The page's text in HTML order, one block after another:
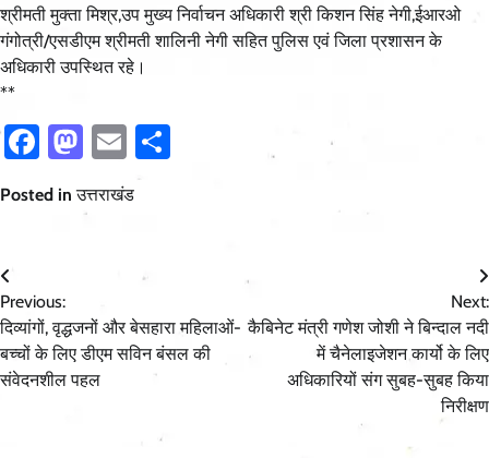
श्रीमती मुक्ता मिश्र,उप मुख्य निर्वाचन अधिकारी श्री किशन सिंह नेगी,ईआरओ
गंगोत्री/एसडीएम श्रीमती शालिनी नेगी सहित पुलिस एवं जिला प्रशासन के
अधिकारी उपस्थित रहे।
**
Facebook
Mastodon
Email
Posted inउत्तराखंड
Post
navigation
Previous:
दिव्यांगों, वृद्धजनों और बेसहारा महिलाओं-
बच्चों के लिए डीएम सविन बंसल की
संवेदनशील पहल
Next:
कैबिनेट मंत्री गणेश जोशी ने बिन्दाल नदी
में चैनेलाइजेशन कार्यो के लिए
अधिकारियों संग सुबह-सुबह किया
निरीक्षण